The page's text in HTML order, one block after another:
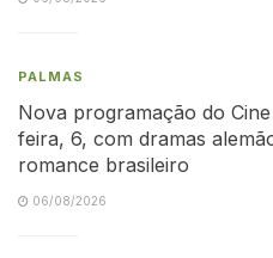
PALMAS
Nova programação do
feira, 6, com dramas
romance brasileiro
06/08/2026